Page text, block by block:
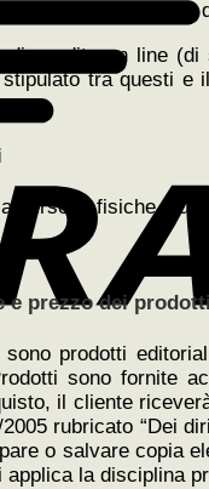
dal
di vendita on line
tra questi e
persone fisiche,
e prezzo dei
prodotti
sono fornite
il cliente
rubricato “Dei
o salvare copia
la disciplina